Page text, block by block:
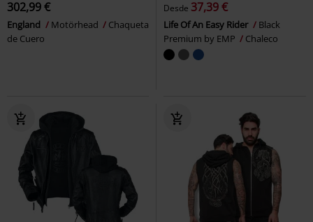
302,99 €
England Motörhead
Chaqueta
de Cuero
Desde 37,39 €
Life Of An Easy Rider
Black
Premium by EMP
Chaleco